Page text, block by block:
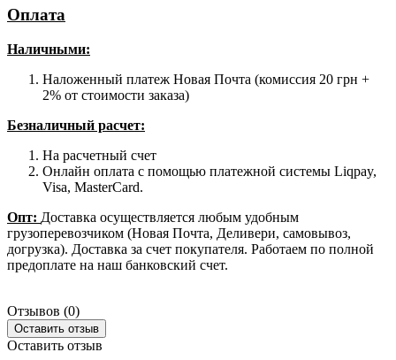
Оплата
Наличными:
Наложенный платеж Новая Почта (комиссия 20 грн +
2% от стоимости заказа)
Безналичный расчет:
На расчетный счет
Онлайн оплата с помощью платежной системы Liqpay,
Visa, MasterCard.
Опт: Доставка осуществляется любым удобным
грузоперевозчиком (Новая Почта, Деливери, самовывоз,
догрузка). Доставка за счет покупателя. Работаем по полной
предоплате на наш банковский счет.
Отзывов (0)
Оставить отзыв
Оставить отзыв